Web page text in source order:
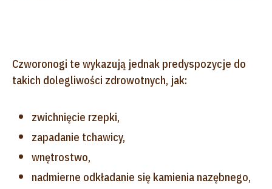
Czworonogi te wykazują jednak predyspozycje do
takich dolegliwości zdrowotnych, jak:
zwichnięcie rzepki,
zapadanie tchawicy,
wnętrostwo,
nadmierne odkładanie się kamienia nazębnego,